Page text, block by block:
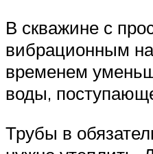
В скважине с
вибрационным
временем
воды,
Трубы в